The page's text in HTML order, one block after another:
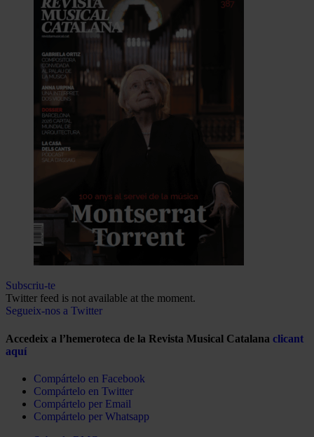
Subscriu-te
Twitter feed is not available at the moment.
Segueix-nos a Twitter
Accedeix a l’hemeroteca de la Revista Musical Catalana clicant
aquí
Compártelo en Facebook
Compártelo en Twitter
Compártelo per Email
Compártelo per Whatsapp